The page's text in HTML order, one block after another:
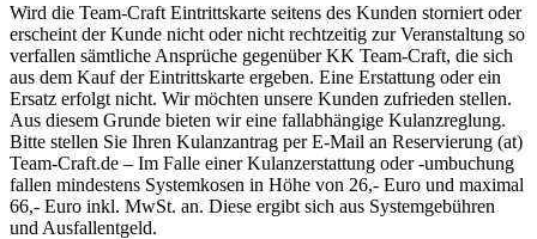
Wird die Team-Craft Eintrittskarte seitens des Kunden storniert oder
erscheint der Kunde nicht oder nicht rechtzeitig zur Veranstaltung so
verfallen sämtliche Ansprüche gegenüber KK Team-Craft, die sich
aus dem Kauf der Eintrittskarte ergeben. Eine Erstattung oder ein
Ersatz erfolgt nicht. Wir möchten unsere Kunden zufrieden stellen.
Aus diesem Grunde bieten wir eine fallabhängige Kulanzreglung.
Bitte stellen Sie Ihren Kulanzantrag per E-Mail an Reservierung (at)
Team-Craft.de – Im Falle einer Kulanzerstattung oder -umbuchung
fallen mindestens Systemkosen in Höhe von 26,- Euro und maximal
66,- Euro inkl. MwSt. an. Diese ergibt sich aus Systemgebühren
und Ausfallentgeld.